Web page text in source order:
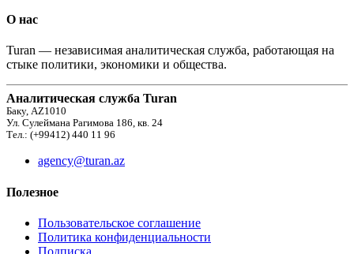
О нас
Turan — независимая аналитическая служба, работающая на
стыке политики, экономики и общества.
Аналитическая служба Turan
Баку, AZ1010
Ул. Сулеймана Рагимова 186, кв. 24
Тел.: (+99412) 440 11 96
agency@turan.az
Полезное
Пользовательское соглашение
Политика конфиденциальности
Подписка